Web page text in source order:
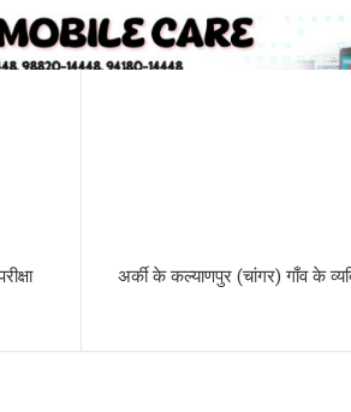
अर्की के कल्याणपुर (चांगर) गाँव के